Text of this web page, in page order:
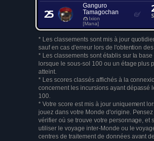
25
Ganguro
Tamagochan
Ixion
[Mana]
* Les classements sont mis à jour
sauf en cas d'erreur lors de l'obtention
* Les classements sont établis sur la
lorsque le sous-sol 100 ou un étage plus
atteint.
* Les scores classés affichés à la
concernent les incursions ayant dépassé
100.
* Votre score est mis à jour uniquement
jouez dans votre Monde d'origine.
vérifier où se trouve votre personnage, et
utiliser le voyage inter-Monde ou le
centres de traitement de données avant de